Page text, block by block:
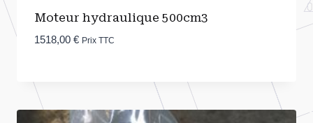
Moteur hydraulique 500cm3
1518,00 € Prix TTC